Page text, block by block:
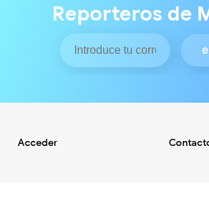
Reporteros de
Acceder